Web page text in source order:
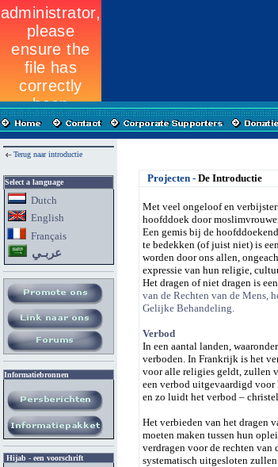
Terug naar introductie
Select a language
Dutch
English
Français
عربـي
Informatiebronnen
Hijab - een voorschrift
Projecten - De Introductie
Met veel ongeloof en
hoofddoek door
Een gemis bij de
te bedekken (of juist niet) is
worden door ons allen,
expressie van hun religie,
Het dragen of niet dragen is
van de Rechten van de Mens,
Gelijke Behandeling.
Verbod
In een aantal landen,
verboden. In Frankrijk is het
voor alle religies geldt, zullen
een verbod uitgevaardigd
en zo luidt het verbod –
Het verbieden van het dragen
moeten maken tussen hun
verdragen voor de rechten van
systematisch uitgesloten